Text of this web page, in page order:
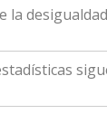
la